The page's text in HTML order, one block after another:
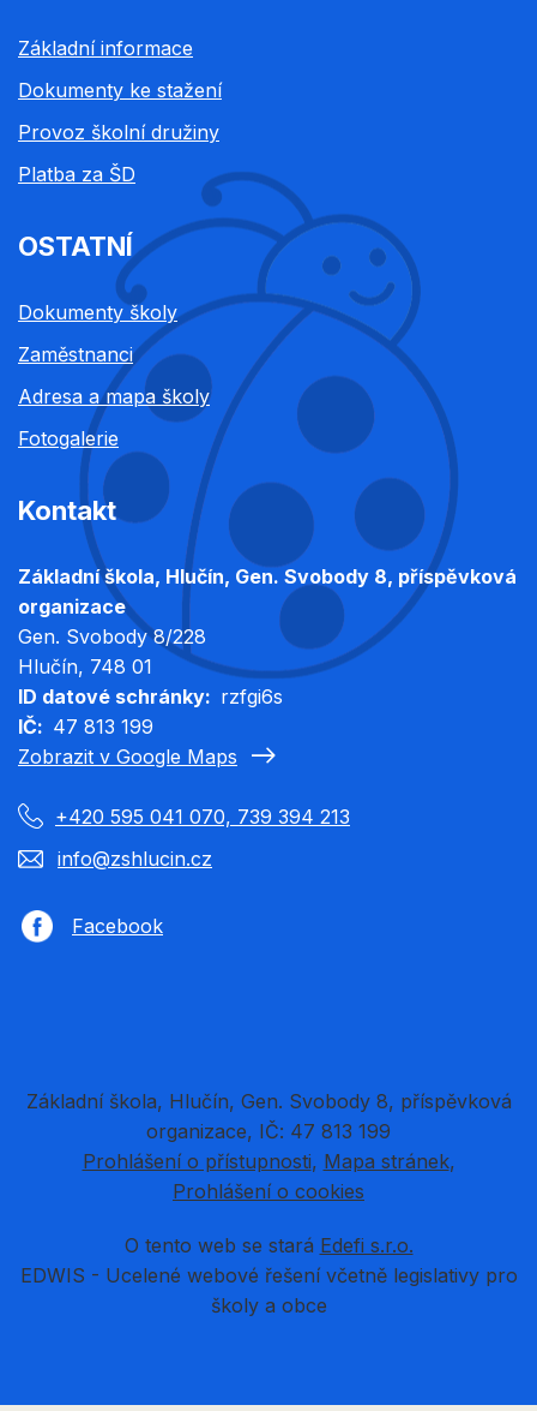
Základní informace
Dokumenty ke stažení
Provoz školní družiny
Platba za ŠD
OSTATNÍ
Dokumenty školy
Zaměstnanci
Adresa a mapa školy
Fotogalerie
Kontakt
Základní škola, Hlučín, Gen. Svobody 8, příspěvková
organizace
Gen. Svobody 8/228
Hlučín, 748 01
ID datové schránky
rzfgi6s
IČ
47 813 199
Zobrazit v Google Maps
+420 595 041 070, 739 394 213
info@zshlucin.cz
Facebook
Základní škola, Hlučín, Gen. Svobody 8, příspěvková
organizace, IČ: 47 813 199
Prohlášení o přístupnosti Mapa stránek
Prohlášení o cookies
O tento web se stará Edefi s.r.o.
EDWIS - Ucelené webové řešení včetně legislativy pro
školy a obce